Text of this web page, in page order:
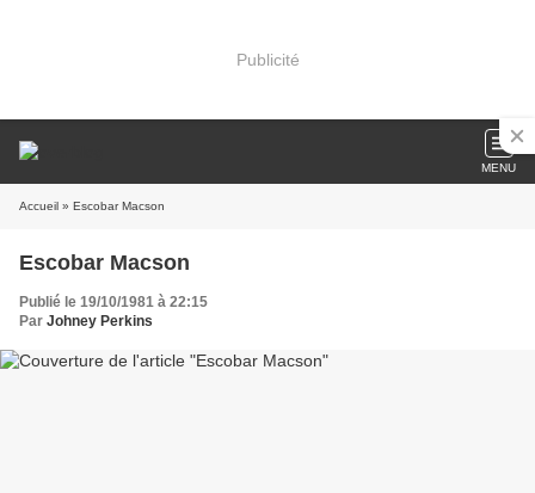
Publicité
MENU
Accueil » Escobar Macson
Escobar Macson
Publié le 19/10/1981 à 22:15
Par Johney Perkins